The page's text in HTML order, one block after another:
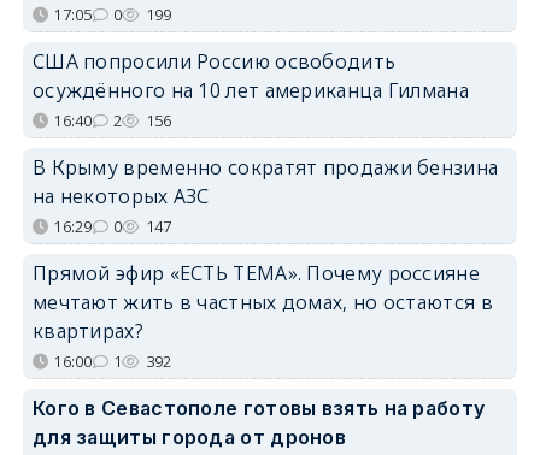
17:05 0 199
США попросили Россию освободить
осуждённого на 10 лет американца Гилмана
16:40 2 156
В Крыму временно сократят продажи бензина
на некоторых АЗС
16:29 0 147
Прямой эфир «ЕСТЬ ТЕМА». Почему россияне
мечтают жить в частных домах, но остаются в
квартирах?
16:00 1 392
Кого в Севастополе готовы взять на работу
для защиты города от дронов